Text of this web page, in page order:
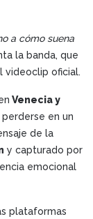
a cómo suena
la banda, que
videoclip oficial.
Venecia y
en un
de la
y capturado por
emocional
plataformas